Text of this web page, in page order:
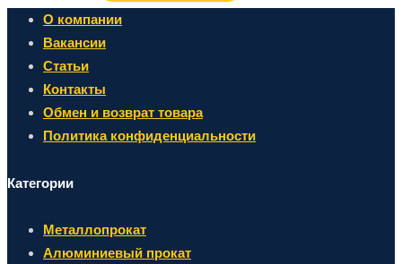
О компании
Вакансии
Статьи
Контакты
Обмен и возврат товара
Политика конфиденциальности
Категории
Металлопрокат
Алюминиевый прокат